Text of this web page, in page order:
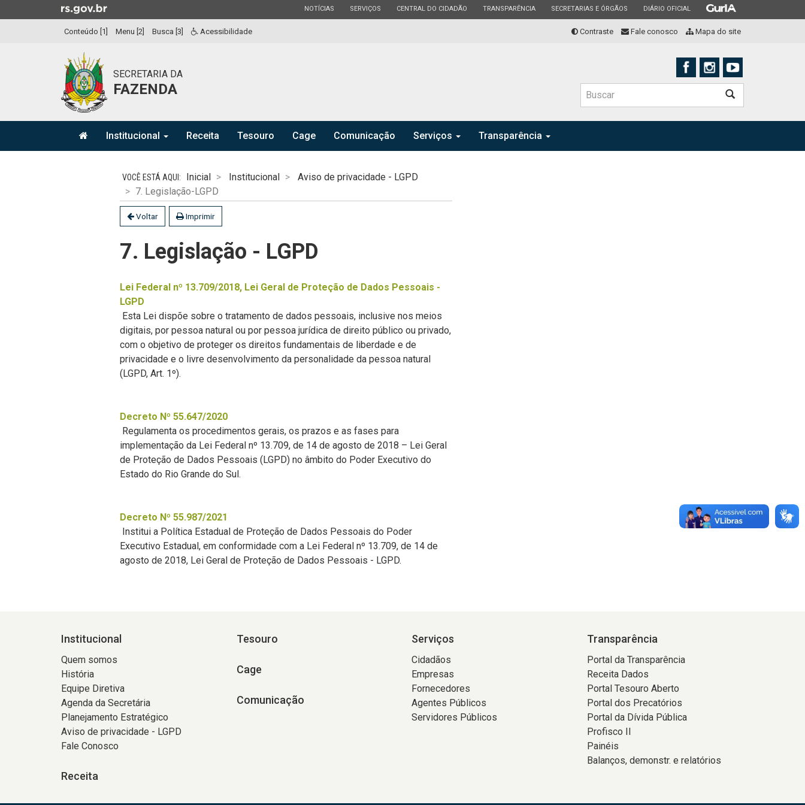
para
Ir
a
ESTADO
NOTÍCIAS ESTADO
SERVIÇOS ESTADO
CENTRAL DO CIDADÃO ESTADO
TRANSPARÊNCIA ESTADO
SECRETARIAS E ÓRGÃOS ESTADO
DIÁRIO OFICIAL ESTADO
Conteúdo [1] Menu [2] Busca [3] Acessibilidade Contraste Fale conosco Mapa do site
SECRETARIA DA
FAZENDA
Institucional Receita Tesouro Cage Comunicação Serviços
Transparência
Inicial Institucional
Aviso de privacidade - LGPD
7. Legislação-LGPD
Voltar Imprimir
7. Legislação - LGPD
Lei Federal nº 13.709/2018, Lei Geral de Proteção de Dados Pessoais -
LGPD
Esta Lei dispõe sobre o tratamento de dados pessoais, inclusive nos meios
digitais, por pessoa natural ou por pessoa jurídica de direito público ou privado,
com o objetivo de proteger os direitos fundamentais de liberdade e de
privacidade e o livre desenvolvimento da personalidade da pessoa natural
(LGPD, Art. 1º).
Decreto Nº 55.647/2020
Regulamenta os procedimentos gerais, os prazos e as fases para
implementação da Lei Federal nº 13.709, de 14 de agosto de 2018 – Lei Geral
de Proteção de Dados Pessoais (LGPD) no âmbito do Poder Executivo do
Estado do Rio Grande do Sul.
Decreto Nº 55.987/2021
Institui a Política Estadual de Proteção de Dados Pessoais do Poder
Executivo Estadual, em conformidade com a Lei Federal nº 13.709, de 14 de
agosto de 2018, Lei Geral de Proteção de Dados Pessoais - LGPD.
Institucional
Quem somos
História
Equipe Diretiva
Agenda da Secretária
Planejamento Estratégico
Aviso de privacidade - LGPD
Fale Conosco
Receita
Tesouro
Cage
Comunicação
Serviços
Cidadãos
Empresas
Fornecedores
Agentes Públicos
Servidores Públicos
Transparência
Portal da Transparência
Receita Dados
Portal Tesouro Aberto
Portal dos Precatórios
Portal da Dívida Pública
Profisco II
Painéis
Balanços, demonstr. e relatórios